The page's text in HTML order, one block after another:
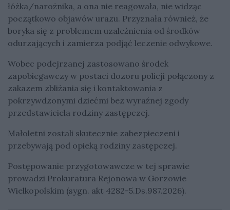
łóżka/narożnika, a ona nie reagowała, nie widząc
początkowo objawów urazu. Przyznała również, że
boryka się z problemem uzależnienia od środków
odurzających i zamierza podjąć leczenie odwykowe.
Wobec podejrzanej zastosowano środek
zapobiegawczy w postaci dozoru policji połączony z
zakazem zbliżania się i kontaktowania z
pokrzywdzonymi dziećmi bez wyraźnej zgody
przedstawiciela rodziny zastępczej.
Małoletni zostali skutecznie zabezpieczeni i
przebywają pod opieką rodziny zastępczej.
Postępowanie przygotowawcze w tej sprawie
prowadzi Prokuratura Rejonowa w Gorzowie
Wielkopolskim (sygn. akt 4282-5.Ds.987.2026).